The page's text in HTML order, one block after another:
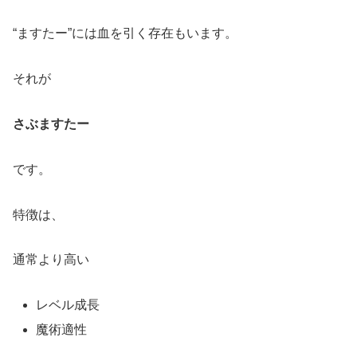
“ますたー”には血を引く存在もいます。
それが
さぶますたー
です。
特徴は、
通常より高い
レベル成長
魔術適性